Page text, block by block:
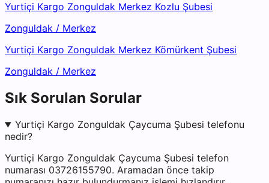
Yurtiçi Kargo Zonguldak Merkez Kozlu Şubesi
Zonguldak / Merkez
Yurtiçi Kargo Zonguldak Merkez Kömürkent Şubesi
Zonguldak / Merkez
Sık Sorulan Sorular
Yurtiçi Kargo Zonguldak Çaycuma Şubesi telefonu
nedir?
Yurtiçi Kargo Zonguldak Çaycuma Şubesi telefon
numarası 03726155790. Aramadan önce takip